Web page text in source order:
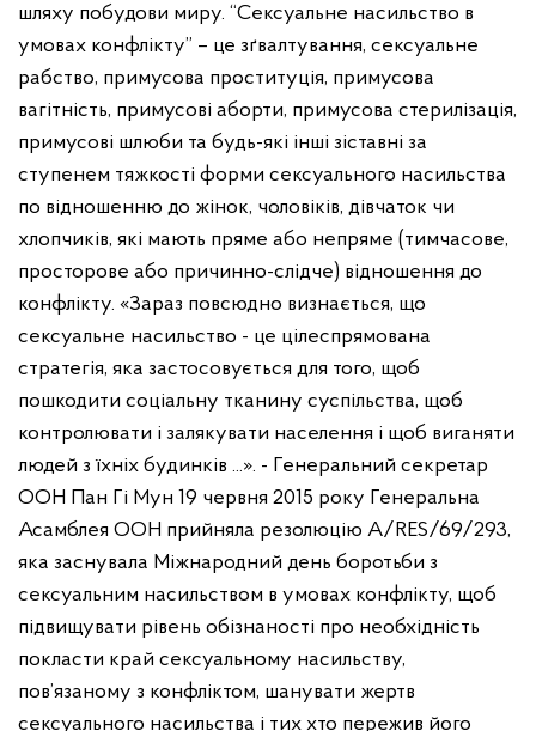
шляху побудови миру. “Сексуальне насильство в
умовах конфлікту” – це зґвалтування, сексуальне
рабство, примусова проституція, примусова
вагітність, примусові аборти, примусова стерилізація,
примусові шлюби та будь-які інші зіставні за
ступенем тяжкості форми сексуального насильства
по відношенню до жінок, чоловіків, дівчаток чи
хлопчиків, які мають пряме або непряме (тимчасове,
просторове або причинно-слідче) відношення до
конфлікту. «Зараз повсюдно визнається, що
сексуальне насильство - це цілеспрямована
стратегія, яка застосовується для того, щоб
пошкодити соціальну тканину суспільства, щоб
контролювати і залякувати населення і щоб виганяти
людей з їхніх будинків ...». - Генеральний секретар
ООН Пан Гі Мун 19 червня 2015 року Генеральна
Асамблея ООН прийняла резолюцію A/RES/69/293,
яка заснувала Міжнародний день боротьби з
сексуальним насильством в умовах конфлікту, щоб
підвищувати рівень обізнаності про необхідність
покласти край сексуальному насильству,
пов’язаному з конфліктом, шанувати жертв
сексуального насильства і тих хто пережив його